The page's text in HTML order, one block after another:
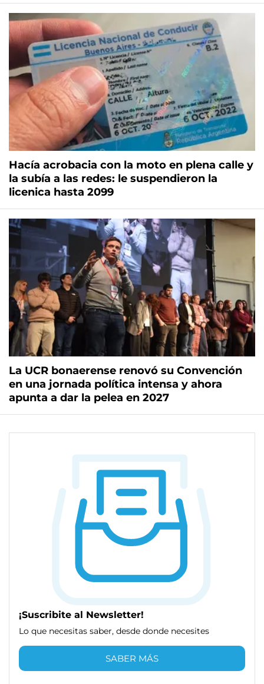
Hacía acrobacia con la moto en plena calle y
la subía a las redes: le suspendieron la
licenica hasta 2099
La UCR bonaerense renovó su Convención
en una jornada política intensa y ahora
apunta a dar la pelea en 2027
¡Suscribite al Newsletter!
Lo que necesitas saber, desde donde necesites
SABER MÁS